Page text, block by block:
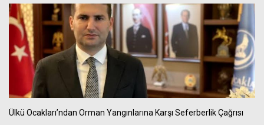
Ülkü Ocakları’ndan Orman Yangınlarına Karşı Seferberlik Çağrısı